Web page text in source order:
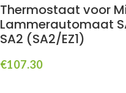
Thermostaat voor
Lammerautomaat
SA2 (SA2/EZ1)
€107.30